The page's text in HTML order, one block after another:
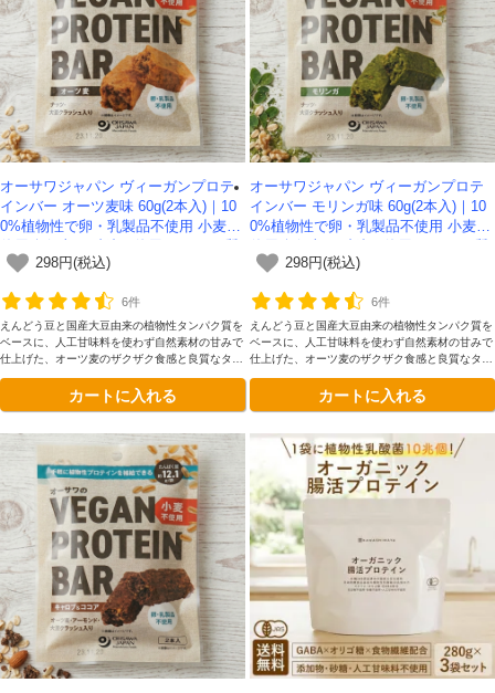
オーサワジャパン ヴィーガンプロテ
インバー オーツ麦味 60g(2本入)｜10
0%植物性で卵・乳製品不使用 小麦不
量約13g298円(税込)
6件
えんどう豆と国産大豆由来の植物性タンパク質を
ベースに、人工甘味料を使わず自然素材の甘みで
仕上げた、オーツ麦のザクザク食感と良質なタン
ガンプロテインバーです。
カートに入れる
オーサワジャパン ヴィーガンプロテ
インバー モリンガ味 60g(2本入)｜10
0%植物性で卵・乳製品不使用 小麦不
量約12g298円(税込)
6件
えんどう豆と国産大豆由来の植物性タンパク質を
ベースに、人工甘味料を使わず自然素材の甘みで
仕上げた、オーツ麦のザクザク食感と良質なタン
ガンプロテインバーです。
カートに入れる